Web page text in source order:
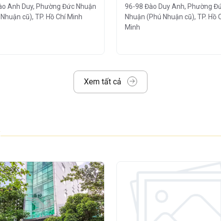
Kiệm được đầu tư và xây dựng theo
lại không gian làm việc chuyên nghiệp,
dễ dàng chia nhỏ diện tích, phù hợp
Tầng
215m² /sàn, phù hợp với nhiều quy mô
2.000m²
Anh Duy, Phường Đức Nhuận
cũ), TP. Hồ Chí Minh
96-98 Đào Duy Anh, Phường
Nhuận (Phú Nhuận cũ), TP. Hồ
Minh
Xem tất cả